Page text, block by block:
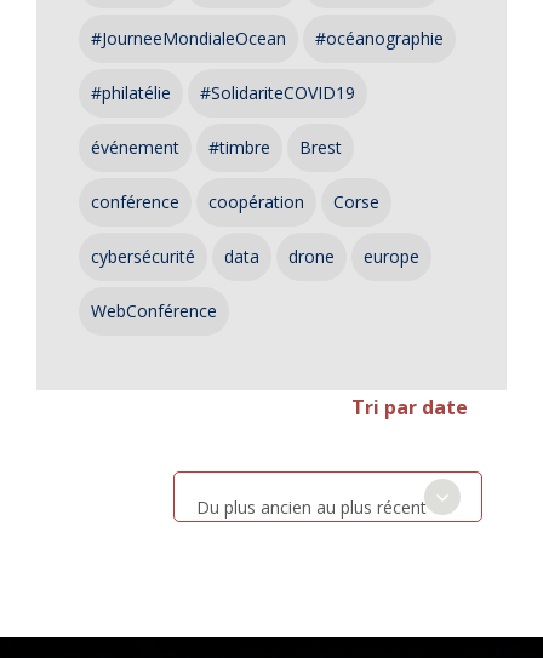
#JourneeMondialeOcean #océanographie
#philatélie #SolidariteCOVID19
événement #timbre Brest
conférence coopération Corse
cybersécurité data drone europe
WebConférence
Tri par date
Du plus ancien au plus récent